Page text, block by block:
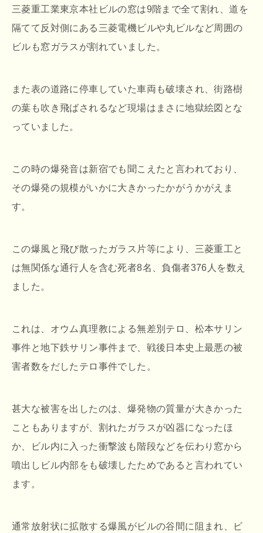
三菱重工業東京本社ビルの窓は9階まで全て割れ、道を
隔てて反対側にある三菱電機ビルや丸ビルなど周囲の
ビルも窓ガラスが割れていました。
また表の道路に停車していた車両も破壊され、街路樹
の葉も吹き飛ばされるなど現場はまさに地獄絵図とな
っていました。
この時の爆発音は新宿でも聞こえたと言われており、
その爆発の規模がいかに大きかったかがうかがえま
す。
この爆風と飛び散ったガラス片等により、三菱重工と
は無関係な通行人を含む死者8名、負傷者376人を数え
ました。
これは、オウム真理教による無差別テロ、松本サリン
事件と地下鉄サリン事件まで、戦後日本史上最悪の被
害者数をだしたテロ事件でした。
甚大な被害を出したのは、爆発物の質量が大きかった
こともありますが、割れたガラスが凶器になったほ
か、ビル内に入った衝撃波も階段などを伝わり窓から
噴出しビル内部をも破壊したためであると言われてい
ます。
通常放射状に拡散する爆風がビルの谷間に阻まれ、ビ